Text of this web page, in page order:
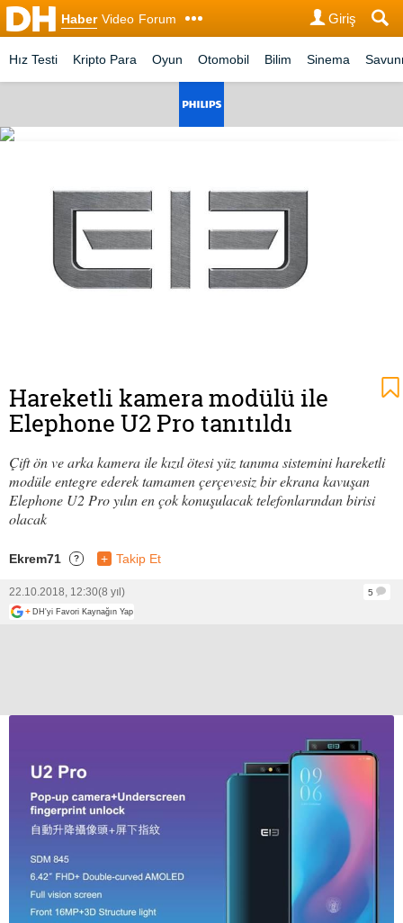
Haber Video Forum Giriş
Hız Testi Kripto Para Oyun Otomobil Bilim Sinema
Hareketli kamera modülü ile
Elephone U2 Pro tanıtıldı
Çift ön ve arka kamera ile kızıl ötesi yüz tanıma sistemini hareketli
modüle entegre ederek tamamen çerçevesiz bir ekrana kavuşan
Elephone U2 Pro yılın en çok konuşulacak telefonlarından birisi
olacak
Ekrem71 ? + Takip Et
22.10.2018, 12:30(8 yıl)
5
+ DH'yi Favori Kaynağın Yap